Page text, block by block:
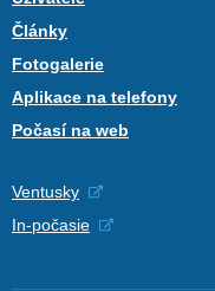
Články
Fotogalerie
Aplikace na telefony
Počasí na web
Ventusky
In-počasie